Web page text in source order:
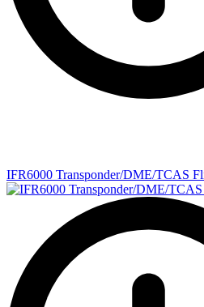
IFR6000 Transponder/DME/TCAS